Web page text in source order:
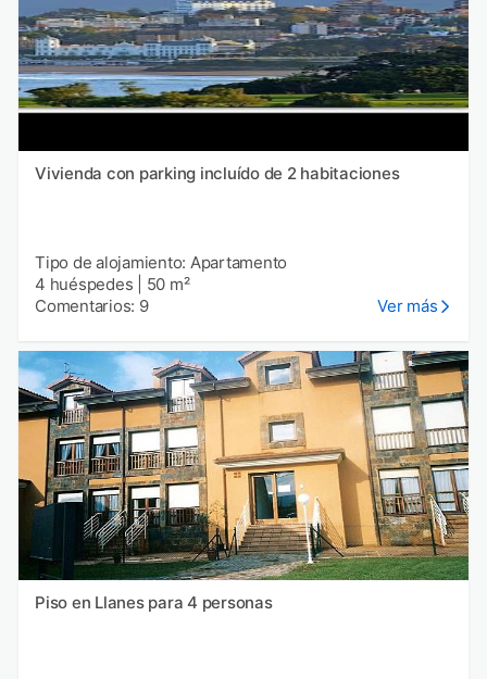
Vivienda con parking incluído de 2 habitaciones
Tipo de alojamiento: Apartamento
4 huéspedes
50 m²
Comentarios: 9
Ver más
Piso en Llanes para 4 personas